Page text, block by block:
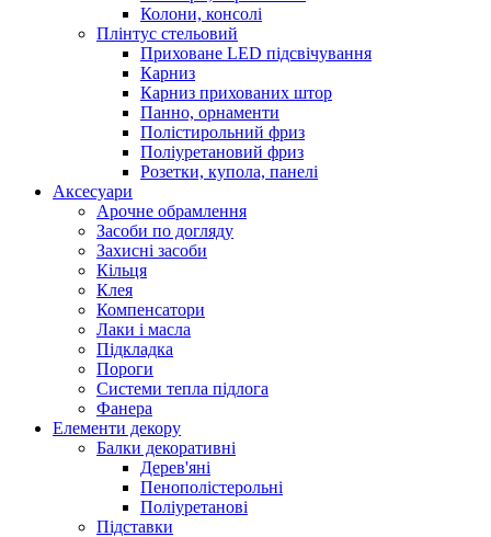
Колони, консолі
Плінтус стельовий
Приховане LED підсвічування
Карниз
Карниз прихованих штор
Панно, орнаменти
Полістирольний фриз
Поліуретановий фриз
Розетки, купола, панелі
Аксесуари
Арочне обрамлення
Засоби по догляду
Захисні засоби
Кільця
Клея
Компенсатори
Лаки і масла
Підкладка
Пороги
Системи тепла підлога
Фанера
Елементи декору
Балки декоративні
Дерев'яні
Пенополістерольні
Поліуретанові
Підставки